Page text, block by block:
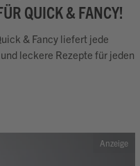
QUICK & FANCY!
& Fancy liefert jede
leckere Rezepte für jeden
Anzeige